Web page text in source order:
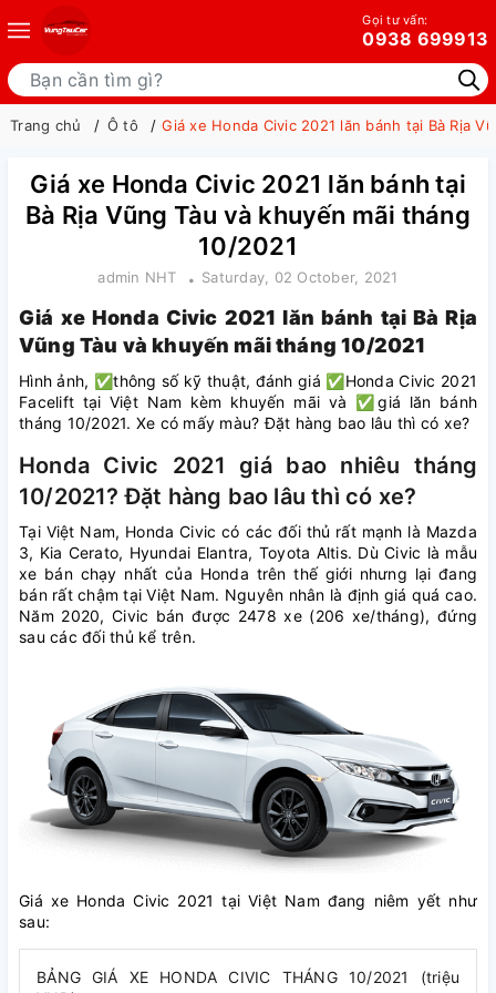
Gọi tư vấn:
0938 699913
Trang chủ Ô tô Giá xe Honda Civic 2021 lăn bánh tại Bà Rịa
Giá xe Honda Civic 2021 lăn bánh tại
Bà Rịa Vũng Tàu và khuyến mãi tháng
10/2021
admin NHT Saturday, 02 October, 2021
Giá xe Honda Civic 2021 lăn bánh tại Bà Rịa
Vũng Tàu và khuyến mãi tháng 10/2021
Hình ảnh, ✅thông số kỹ thuật, đánh giá ✅Honda Civic 2021
Facelift tại Việt Nam kèm khuyến mãi và ✅giá lăn bánh
tháng 10/2021. Xe có mấy màu? Đặt hàng bao lâu thì có xe?
Honda Civic 2021 giá bao nhiêu tháng
10/2021? Đặt hàng bao lâu thì có xe?
Tại Việt Nam, Honda Civic có các đối thủ rất mạnh là Mazda
3, Kia Cerato, Hyundai Elantra, Toyota Altis. Dù Civic là mẫu
xe bán chạy nhất của Honda trên thế giới nhưng lại đang
bán rất chậm tại Việt Nam. Nguyên nhân là định giá quá cao.
Năm 2020, Civic bán được 2478 xe (206 xe/tháng), đứng
sau các đối thủ kể trên.
Giá xe Honda Civic 2021 tại Việt Nam đang niêm yết như
sau:
BẢNG GIÁ XE HONDA CIVIC THÁNG 10/2021 (triệu